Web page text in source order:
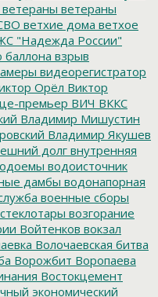
ветераны ветераны
ветхие дома ветхое
"Надежда России"
баллона взрыв
видеорегистратор
Орёл Виктор
премьер ВИЧ ВККС
Владимир Мишустин
Владимир Якушев
долг внутренняя
водоисточник
дамбы водонапорная
военные сборы
возгорание
Войтенков вокзал
Волочаевская битва
Ворожбит Воропаева
Востокцемент
экономический